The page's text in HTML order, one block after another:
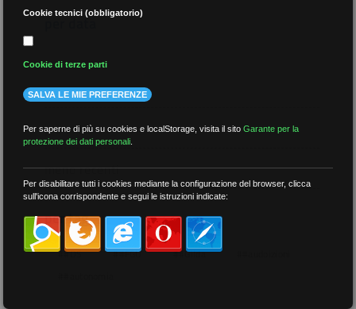
per data
più recenti
meno recenti
per tag
##DS ##FGU ##Gilda
Cookie tecnici (obbligatorio)
Cookie di terze parti
SALVA LE MIE PREFERENZE
Per saperne di più su cookies e localStorage, visita il sitoGarante per la
protezione dei dati personali
Per disabilitare tutti i cookies mediante la configurazione del browser, clicca
sull'icona corrispondente e segui le istruzioni indicate: